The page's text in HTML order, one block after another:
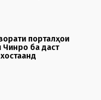
порталҳои
Чинро ба даст